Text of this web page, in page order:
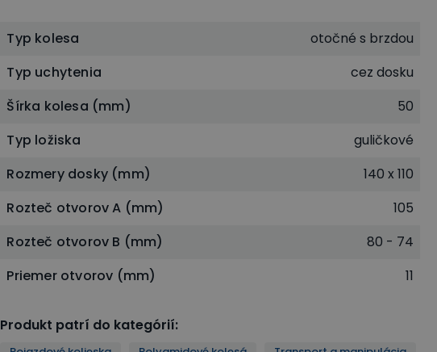
Typ kolesa
otočné s brzdou
Typ uchytenia
cez dosku
Šírka kolesa (mm)
50
Typ ložiska
guličkové
Rozmery dosky (mm)
140 x 110
Rozteč otvorov A (mm)
105
Rozteč otvorov B (mm)
80 - 74
Priemer otvorov (mm)
11
Produkt patrí do kategórií: